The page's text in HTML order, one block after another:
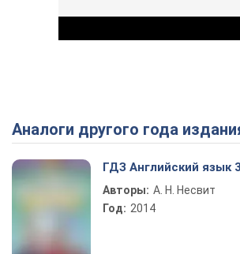
Play
Аналоги другого года
ГДЗ Английский язык
Авторы: А. Н. Несвит
Год: 2014